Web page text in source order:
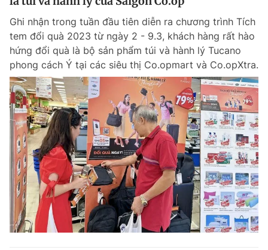
Ghi nhận trong tuần đầu tiên diễn ra chương trình Tích
tem đổi quà 2023 từ ngày 2 - 9.3, khách hàng rất hào
hứng đổi quà là bộ sản phẩm túi và hành lý Tucano
phong cách Ý tại các siêu thị Co.opmart và Co.opXtra.